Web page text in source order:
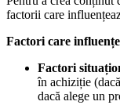
factorii care
Factori care
Factori
în achiziție
dacă alege un